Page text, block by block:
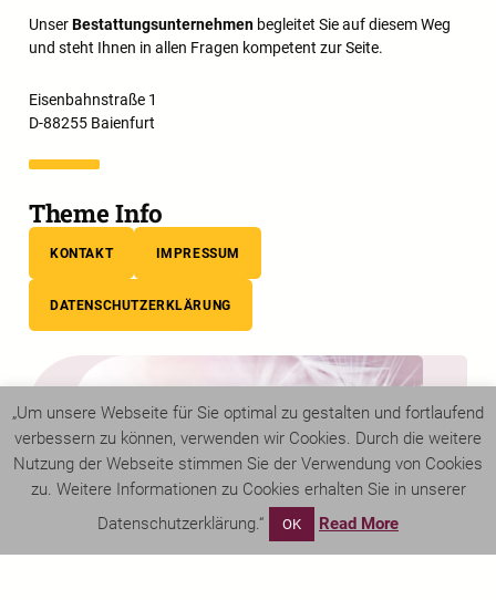
UnserBestattungsunternehmenbegleitet Sie auf diesem Weg
und steht Ihnen in allen Fragen kompetent zur Seite.
Eisenbahnstraße 1
D-88255 Baienfurt
Theme Info
KONTAKT IMPRESSUM
DATENSCHUTZERKLÄRUNG
„Um unsere Webseite für Sie optimal zu gestalten und fortlaufend
verbessern zu können, verwenden wir Cookies. Durch die weitere
Nutzung der Webseite stimmen Sie der Verwendung von Cookies
zu. Weitere Informationen zu Cookies erhalten Sie in unserer
Datenschutzerklärung.“
OK Read More